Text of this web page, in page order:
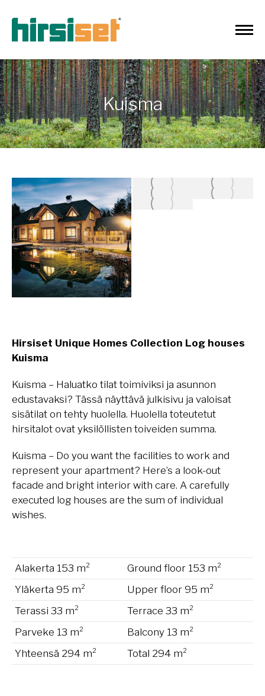
Kuisma
Hirsiset Unique Homes Collection Log houses
Kuisma
Kuisma – Haluatko tilat toimiviksi ja asunnon
edustavaksi? Tässä näyttävä julkisivu ja valoisat
sisätilat on tehty huolella. Huolella toteutetut
hirsitalot ovat yksilöllisten toiveiden summa.
Kuisma – Do you want the facilities to work and
represent your apartment? Here’s a look-out
facade and bright interior with care. A carefully
executed log houses are the sum of individual
wishes.
Alakerta 153 m²
Ground floor 153 m²
Yläkerta 95 m²
Upper floor 95 m²
Terassi 33 m²
Terrace 33 m²
Parveke 13 m²
Balcony 13 m²
Yhteensä 294 m²
Total 294 m²